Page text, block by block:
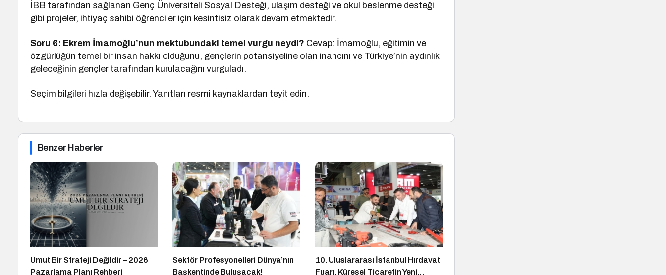
İBB tarafından sağlanan Genç Üniversiteli Sosyal Desteği, ulaşım desteği ve okul beslenme desteği
gibi projeler, ihtiyaç sahibi öğrenciler için kesintisiz olarak devam etmektedir.
Soru 6: Ekrem İmamoğlu’nun mektubundaki temel vurgu neydi? Cevap: İmamoğlu, eğitimin ve
özgürlüğün temel bir insan hakkı olduğunu, gençlerin potansiyeline olan inancını ve Türkiye’nin aydınlık
geleceğinin gençler tarafından kurulacağını vurguladı.
Seçim bilgileri hızla değişebilir. Yanıtları resmi kaynaklardan teyit edin.
Benzer Haberler
Umut Bir Strateji Değildir – 2026
Pazarlama Planı Rehberi
Sektör Profesyonelleri Dünya’nın
Başkentinde Buluşacak!
10. Uluslararası İstanbul Hırdavat
Fuarı, Küresel Ticaretin Yeni